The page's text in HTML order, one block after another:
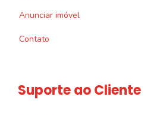
Anunciar imóvel
Contato
Suporte ao Cliente